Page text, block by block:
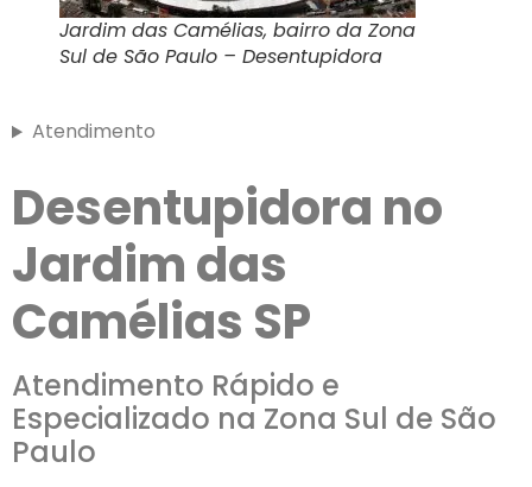
Jardim das Camélias, bairro da Zona
Sul de São Paulo – Desentupidora
Atendimento
Desentupidora no
Jardim das
Camélias SP
Atendimento Rápido e
Especializado na Zona Sul de São
Paulo